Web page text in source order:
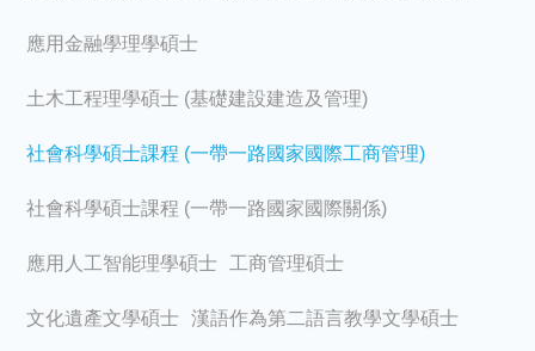
應用金融學理學碩士
土木工程理學碩士 (基礎建設建造及管理)
社會科學碩士課程 (一帶一路國家國際工商管理)
社會科學碩士課程 (一帶一路國家國際關係)
應用人工智能理學碩士 工商管理碩士
文化遺產文學碩士 漢語作為第二語言教學文學碩士